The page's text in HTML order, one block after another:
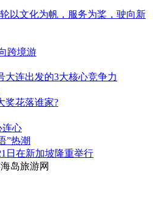
以文化为帆，服务为桨，驶向新
跨境游
大连出发的3大核心竞争力
奖花落谁家?
连心
”热潮
日在新加坡隆重举行
岛旅游网